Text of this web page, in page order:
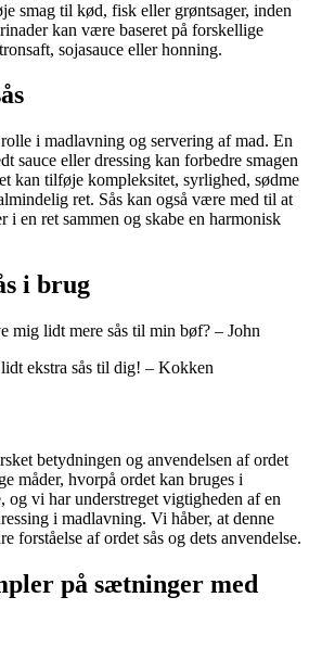
smag til kød, fisk eller grøntsager, inden
kan være baseret på forskellige
sojasauce eller honning.
i madlavning og servering af mad. En
sauce eller dressing kan forbedre smagen
kan tilføje kompleksitet, syrlighed, sødme
ret. Sås kan også være med til at
i en ret sammen og skabe en harmonisk
i brug
mig lidt mere sås til min bøf? – John
ekstra sås til dig! – Kokken
betydningen og anvendelsen af ordet
måder, hvorpå ordet kan bruges i
og vi har understreget vigtigheden af en
i madlavning. Vi håber, at denne
forståelse af ordet sås og dets anvendelse.
på sætninger med